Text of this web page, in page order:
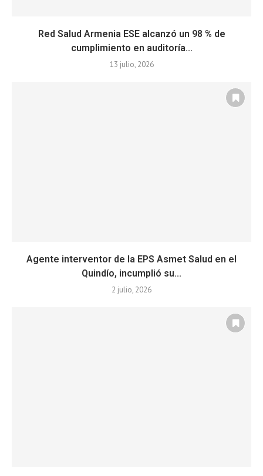
Red Salud Armenia ESE alcanzó un 98 % de
cumplimiento en auditoría...
13 julio, 2026
Agente interventor de la EPS Asmet Salud en el
Quindío, incumplió su...
2 julio, 2026